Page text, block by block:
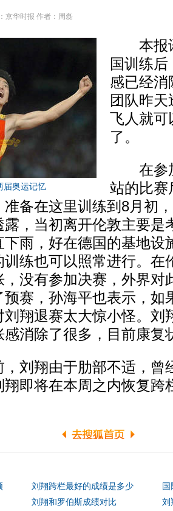
京华时报 作者：周磊
届奥运记忆
本报讯
国训练
感已经消
团队昨
飞人就可
了。
在参加
站的比赛
备在这里训练到8月初
，当初离开伦敦主要是
雨，好在德国的基地设
练也可以照常进行。在
没有参加决赛，外界对
赛，孙海平也表示，如
翔退赛太大惊小怪。刘
消除了很多，目前康复
翔由于肋部不适，曾
即将在本周之内恢复跨
刘翔跨栏最好的成绩是多少
刘翔和罗伯斯成绩对比
刘